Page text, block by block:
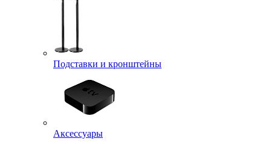
Подставки и кронштейны
Аксессуары